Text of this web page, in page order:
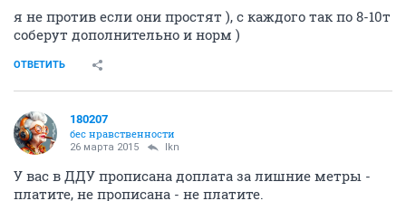
я не против если они простят ), с каждого так по 8-10т
соберут дополнительно и норм )
ОТВЕТИТЬ
180207
бес нравственности
26 марта 2015 lkn
У вас в ДДУ прописана доплата за лишние метры -
платите, не прописана - не платите.